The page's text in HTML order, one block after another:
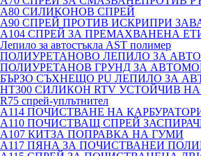
A80 СИЛИКОНОВ СПРЕЙ
A90 СПРЕЙ ПРОТИВ ИСКРИПРИ
A104 СПРЕЙ ЗА ПРЕМАХВАНЕНА
Лепило за автостъкла AST полимер
ПОЛИУРЕТАНОВО ЛЕПИЛО ЗА
ПОЛИУРЕТАНОВ ГРУНД ЗА
БЪРЗО СЪХНЕЩО PU ЛЕПИЛО ЗА
HT300 СИЛИКОН RTV УСТОЙЧИВ
R75 спрей-уплътнител
A114 ПОЧИСТВАНЕ НА
A110 ПОЧИСТВАЩ СПРЕЙ
A107 КИТЗА ПОПРАВКА НА ГУМИ
A117 ПЯНА ЗА ПОЧИСТВАНЕИ